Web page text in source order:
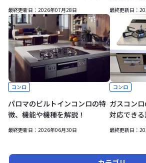
最終更新日： 2026年07月28日 最終更新日：
コンロ
パロマのビルトインコンロの特
徴、機能や機種を解説！
最終更新日： 2026年06月30日
コンロ
ガスコン
対応でき
最終更新日：